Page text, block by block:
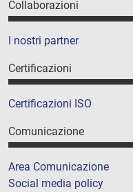
Collaborazioni
I nostri partner
Certificazioni
Certificazioni ISO
Comunicazione
Area Comunicazione
Social media policy